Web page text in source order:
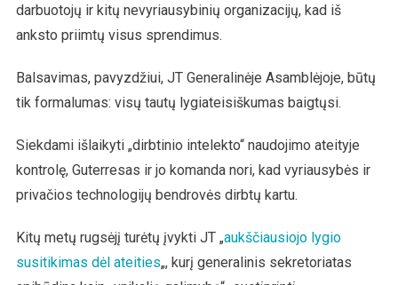
darbuotojų ir kitų nevyriausybinių organizacijų, kad iš
anksto priimtų visus sprendimus.
Balsavimas, pavyzdžiui, JT Generalinėje Asamblėjoje, būtų
tik formalumas: visų tautų lygiateisiškumas baigtųsi.
Siekdami išlaikyti „dirbtinio intelekto“ naudojimo ateityje
kontrolę, Guterresas ir jo komanda nori, kad vyriausybės ir
privačios technologijų bendrovės dirbtų kartu.
Kitų metų rugsėjį turėtų įvykti JT „aukščiausiojo lygio
susitikimas dėl ateities„, kurį generalinis sekretoriatas